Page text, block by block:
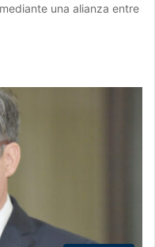
una alianza entre